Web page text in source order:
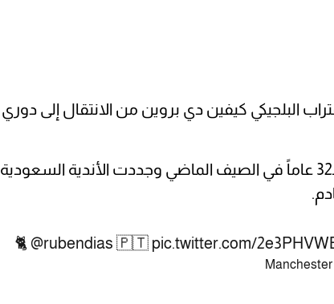
البلجيكي كيفين دي بروين من الانتقال إلى دوري
كان هناك اهتمام بضم اللاعب صاحب الـ32 عاماً في الصيف الماضي وجددت الأندية السعودية
🐈 @rubendias 🇵🇹 pic.twitter.com/